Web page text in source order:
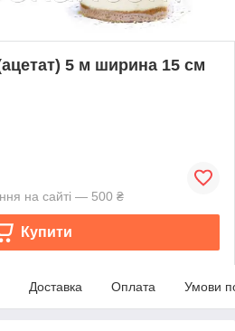
5 м ширина 15 см
на сайті — 500 ₴
Купити
Доставка Оплата Умови